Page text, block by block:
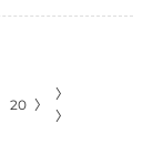
20 〉
〉
〉